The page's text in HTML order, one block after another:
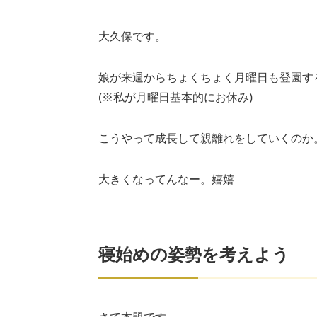
大久保です。
娘が来週からちょくちょく月曜日も登園す
(※私が月曜日基本的にお休み)
こうやって成長して親離れをしていくのか
大きくなってんなー。嬉嬉
寝始めの姿勢を考えよう